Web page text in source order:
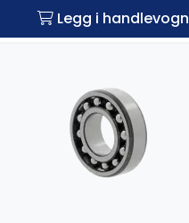
Legg i handlevogn